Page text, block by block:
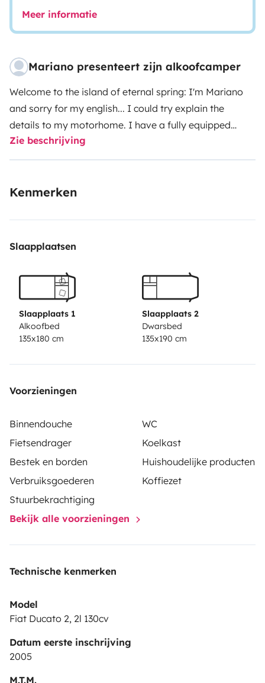
Meer informatie
Mariano presenteert zijn alkoofcamper
Welcome to the island of eternal spring: I'm Mariano
and sorry for my english... I could try explain the
details to my motorhome. I have a fully equipped
motorhome so you can spend some wonderful days
enjoying the island of Fuerteventura. The motorhome
separate shower - 230V converter - Solar panel -
Towels and bed linen - Hot water If you have any
is @marianofernandezpro where you can find more
photos and find everything you need to make your
vacation unforgettable. Warning: It is 🚫 to take the
motorhome to Cofete Beach due to its difficult access
and lack of roadside assistance. But you can go to
Zie beschrijving
Kenmerken
Slaapplaatsen
Slaapplaats 1
Alkoofbed
135x180 cm
Slaapplaats 2
Dwarsbed
135x190 cm
Voorzieningen
Binnendouche
WC
Fietsendrager
Koelkast
Bestek en borden
Huishoudelijke producten
Verbruiksgoederen
Koffiezet
Stuurbekrachtiging
Bekijk alle voorzieningen
Technische kenmerken
Model
Fiat Ducato 2, 2l 130cv
Datum eerste inschrijving
2005
M.T.M.